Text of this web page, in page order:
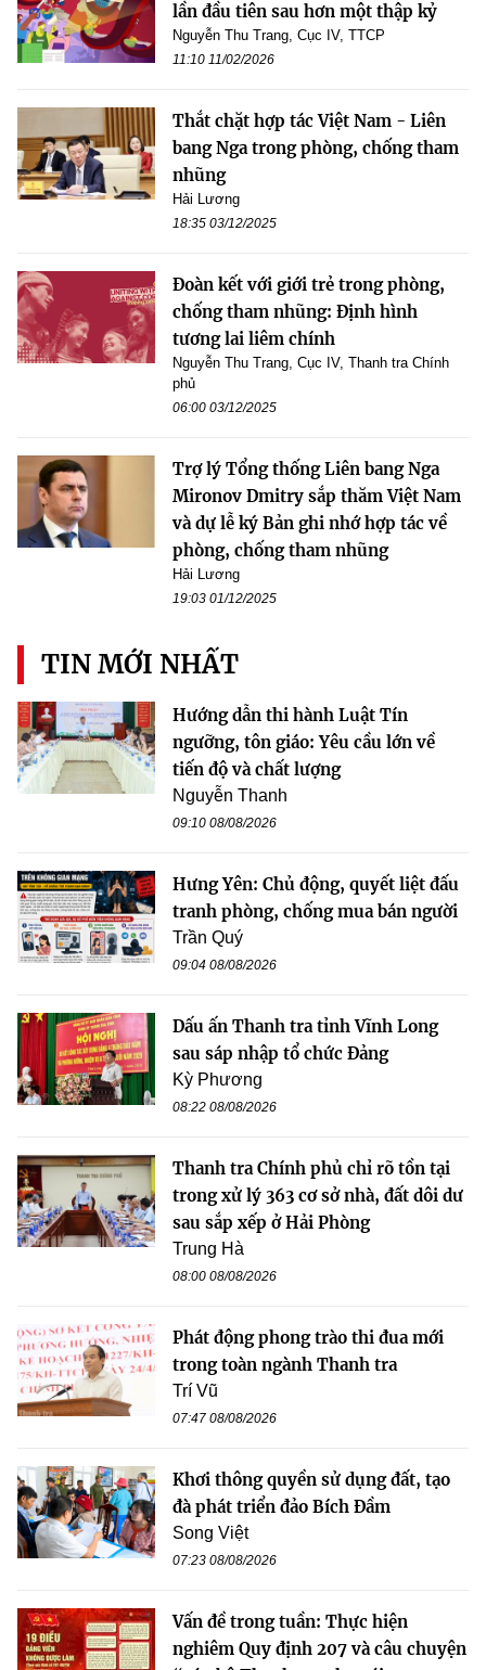
lần đầu tiên sau hơn một thập kỷ
Nguyễn Thu Trang, Cục IV, TTCP
11:10 11/02/2026
Thắt chặt hợp tác Việt Nam - Liên
bang Nga trong phòng, chống tham
nhũng
Hải Lương
18:35 03/12/2025
Đoàn kết với giới trẻ trong phòng,
chống tham nhũng: Định hình
tương lai liêm chính
Nguyễn Thu Trang, Cục IV, Thanh tra Chính
phủ
06:00 03/12/2025
Trợ lý Tổng thống Liên bang Nga
Mironov Dmitry sắp thăm Việt Nam
và dự lễ ký Bản ghi nhớ hợp tác về
phòng, chống tham nhũng
Hải Lương
19:03 01/12/2025
TIN MỚI NHẤT
Hướng dẫn thi hành Luật Tín
ngưỡng, tôn giáo: Yêu cầu lớn về
tiến độ và chất lượng
Nguyễn Thanh
09:10 08/08/2026
Hưng Yên: Chủ động, quyết liệt đấu
tranh phòng, chống mua bán người
Trần Quý
09:04 08/08/2026
Dấu ấn Thanh tra tỉnh Vĩnh Long
sau sáp nhập tổ chức Đảng
Kỳ Phương
08:22 08/08/2026
Thanh tra Chính phủ chỉ rõ tồn tại
trong xử lý 363 cơ sở nhà, đất dôi dư
sau sắp xếp ở Hải Phòng
Trung Hà
08:00 08/08/2026
Phát động phong trào thi đua mới
trong toàn ngành Thanh tra
Trí Vũ
07:47 08/08/2026
Khơi thông quyền sử dụng đất, tạo
đà phát triển đảo Bích Đầm
Song Việt
07:23 08/08/2026
Vấn đề trong tuần: Thực hiện
nghiêm Quy định 207 và câu chuyện